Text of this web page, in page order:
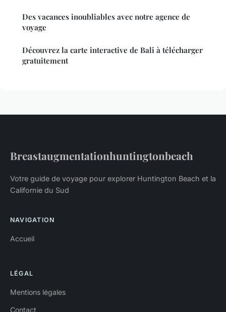
Des vacances inoubliables avec notre agence de
voyage
Découvrez la carte interactive de Bali à télécharger
gratuitement
Breastaugmentationhuntingtonbeach
Votre guide de voyage pour explorer Huntington Beach et la
Californie du Sud
NAVIGATION
Accueil
LÉGAL
Mentions légales
Contact